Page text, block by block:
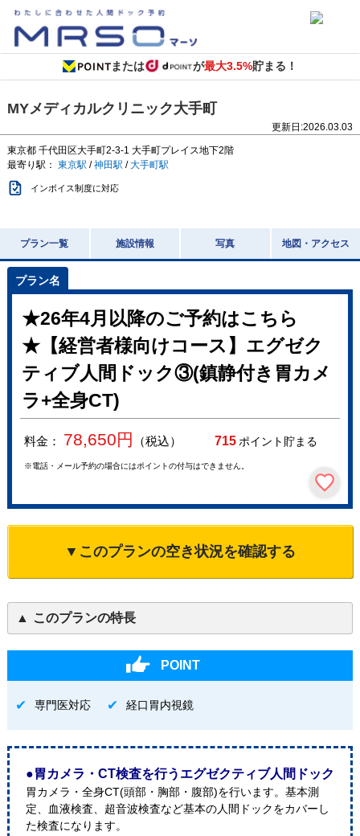
または が最大3.5%貯まる！
MYメディカルクリニック大手町
更新日:2026.03.03
東京都 千代田区大手町2-3-1 大手町プレイス地下2階
最寄り駅： 東京駅 /神田駅 /大手町駅
インボイス制度に対応
プラン一覧 施設情報 写真 地図・アクセス
★26年4月以降のご予約はこちら
★【経営者様向けコース】エグゼク
ティブ人間ドック③(鎮静付き胃カメ
ラ+全身CT)
料金： 78,650円 （税込） 715ポイント貯まる
※電話・メール予約の場合にはポイントの付与はできません。
▼このプランの空き状況を確認する
このプランの特長
POINT
専門医対応 経口胃内視鏡
●胃カメラ・CT検査を行うエグゼクティブ人間ドック
胃カメラ・全身CT(頭部・胸部・腹部)を行います。基本測
定、血液検査、超音波検査など基本の人間ドックをカバーし
た検査になります。